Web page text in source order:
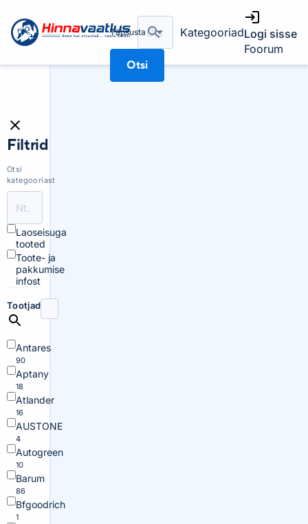
Täpsusta
Otsi
KategooriadLogi sisse
Foorum
Filtrid
Otsi
kategooriast
Laoseisuga
tooted
Toote- ja
pakkumise
infost
Tootjad
Antares
90
Aptany
18
Atlander
16
AUSTONE
4
Autogreen
10
Barum
86
Bfgoodrich
1